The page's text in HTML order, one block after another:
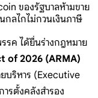
ของรัฐบาลห้ามขาย
ลไกไม่กวนเงินภาษี
รค ได้ยื่นร่างกฎหมาย
of 2026 (ARMA)
บริหาร (Executive
ารตั้งคลังสำรอง